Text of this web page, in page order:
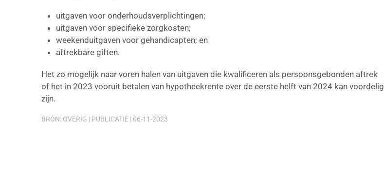
uitgaven voor onderhoudsverplichtingen;
uitgaven voor specifieke zorgkosten;
weekenduitgaven voor gehandicapten; en
aftrekbare giften.
Het zo mogelijk naar voren halen van uitgaven die kwalificeren als persoonsgebonden aftrek
of het in 2023 vooruit betalen van hypotheekrente over de eerste helft van 2024 kan voordelig
zijn.
BRON: OVERIG | PUBLICATIE | 06-11-2023